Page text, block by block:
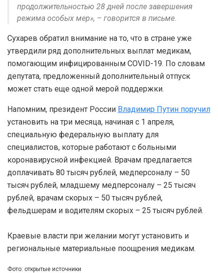
продолжительностью 28 дней после завершения
режима особых мер», – говорится в письме.
Сухарев обратил внимание на то, что в стране уже
утвердили ряд дополнительных выплат медикам,
помогающим инфицированным COVID-19. По словам
депутата, предложенный дополнительный отпуск
может стать еще одной мерой поддержки.
Напомним, президент России Владимир Путин поручил
установить на три месяца, начиная с 1 апреля,
специальную федеральную выплату для
специалистов, которые работают с больными
коронавирусной инфекцией. Врачам предлагается
доплачивать 80 тысяч рублей, медперсоналу – 50
тысяч рублей, младшему медперсоналу – 25 тысяч
рублей, врачам скорых – 50 тысяч рублей,
фельдшерам и водителям скорых – 25 тысяч рублей.
Краевые власти при желании могут установить и
региональные материальные поощрения медикам.
Фото: открытые источники